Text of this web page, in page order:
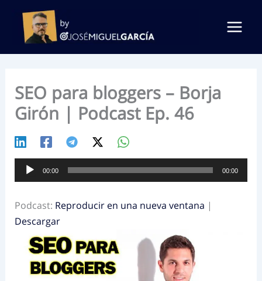
contenido
SEO para bloggers – Borja
Girón | Podcast Ep. 46
Reproductor
de
00:00 00:00
Podcast: Reproducir en una nueva ventana |
Descargar